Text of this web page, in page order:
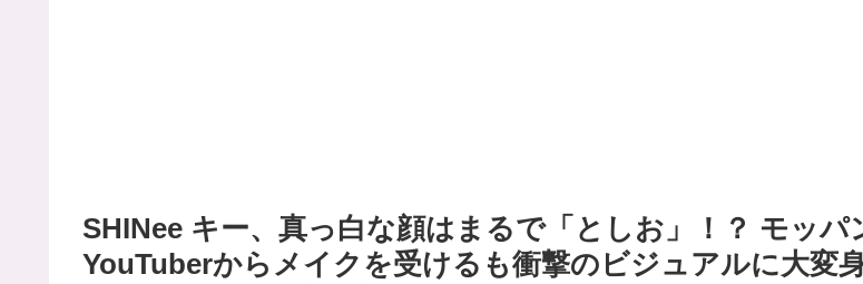
SHINee キー、真っ白な顔はまるで「としお」！？ モッパ
YouTuberからメイクを受けるも衝撃のビジュアルに大変